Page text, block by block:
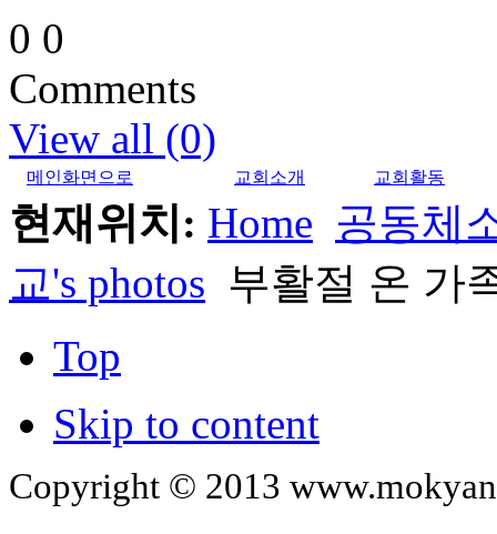
0 0
Comments
View all (0)
메인화면으로 교회소개 교회활동
현재위치: Home 공동체
교's photos 부활절 온 가
Top
Skip to content
Copyright © 2013